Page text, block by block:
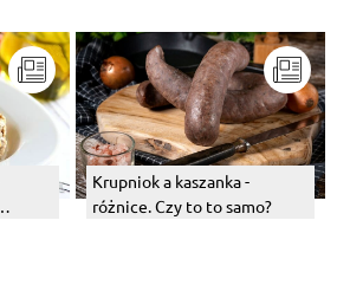
Krupniok a kaszanka -
różnice. Czy to to samo?